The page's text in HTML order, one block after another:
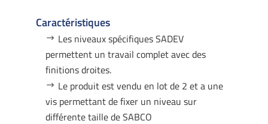
Caractéristiques
Les niveaux spécifiques SADEV
permettent un travail complet avec des
finitions droites.
Le produit est vendu en lot de 2 et a une
vis permettant de fixer un niveau sur
différente taille de SABCO